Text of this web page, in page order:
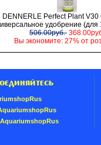
DENNERLE Perfect Plant
удобрение
506.00руб.
Вы экономите: 27% от